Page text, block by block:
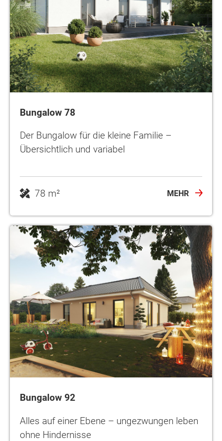
Bungalow 78
Der Bungalow für die kleine Familie –
Übersichtlich und variabel
78 m² MEHR
Bungalow 92
Alles auf einer Ebene – ungezwungen leben
ohne Hindernisse